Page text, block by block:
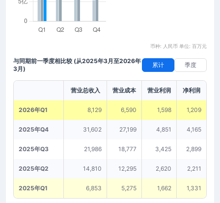
币种: 人民币 单位: 百万元
与同期前一季度相比较 (从2025年3月至2026年
3月)
累计 季度
营业总收入 营业成本 营业利润 净利润
2026年Q1 8,129 6,590 1,598 1,209
2025年Q4 31,602 27,199 4,851 4,165
2025年Q3 21,986 18,777 3,425 2,899
2025年Q2 14,810 12,295 2,620 2,211
2025年Q1 6,853 5,275 1,662 1,331